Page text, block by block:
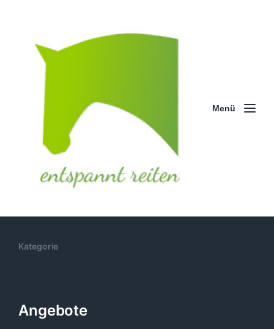
Menü
Kategorie
Angebote